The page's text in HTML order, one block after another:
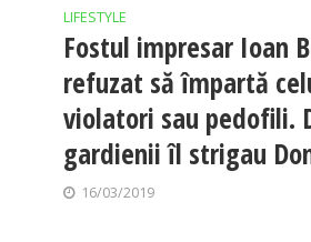
LIFESTYLE
Fostul impresar Ioan
refuzat să împartă
violatori sau pedofili.
gardienii îl strigau
16/03/2019